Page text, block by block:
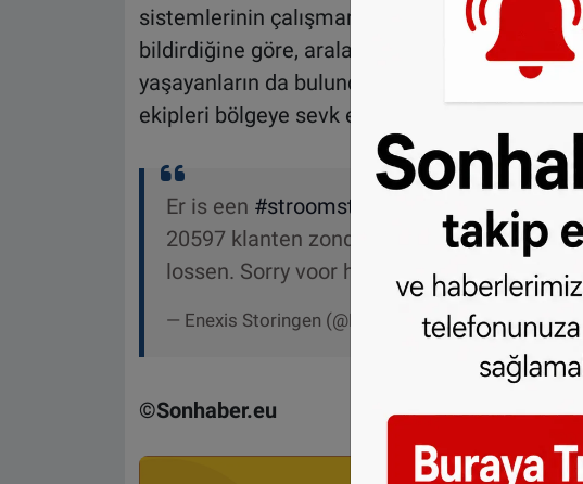
sistemlerinin çalışmaması nedeniyle kepenk
bildirdiğine göre, aralarında yüksek katlı
yaşayanların da bulunduğu bazı kişiler
ekipleri bölgeye sevk edildi.
Er is een #stroomstoring #Enschede
20597 klanten zonder stroom. Onze
lossen. Sorry voor het ongemak!
— Enexis Storingen (@EnexisStoringen)April 30,
©Sonhaber.eu